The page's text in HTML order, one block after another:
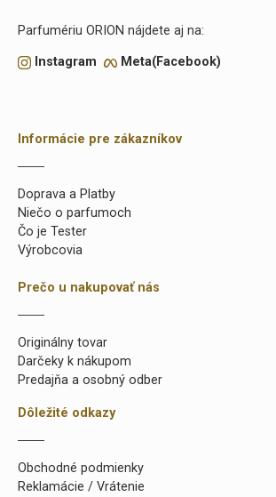
Parfumériu ORION nájdete aj na:
Instagram Meta(Facebook)
Informácie pre zákazníkov
Doprava a Platby
Niečo o parfumoch
Čo je Tester
Výrobcovia
Prečo u nakupovať nás
Originálny tovar
Darčeky k nákupom
Predajňa a osobný odber
Dôležité odkazy
Obchodné podmienky
Reklamácie / Vrátenie